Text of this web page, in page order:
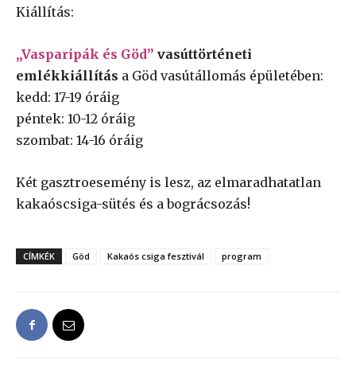
Kiállítás:
„Vasparipák és Göd” vasúttörténeti
emlékkiállítás a Göd vasútállomás épületében:
kedd: 17-19 óráig
péntek: 10-12 óráig
szombat: 14-16 óráig
Két gasztroesemény is lesz, az elmaradhatatlan
kakaóscsiga-sütés és a bográcsozás!
CÍMKÉK Göd Kakaós csiga fesztivál program